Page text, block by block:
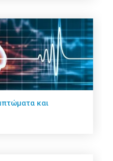
και